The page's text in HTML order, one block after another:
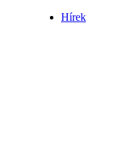
Hírek